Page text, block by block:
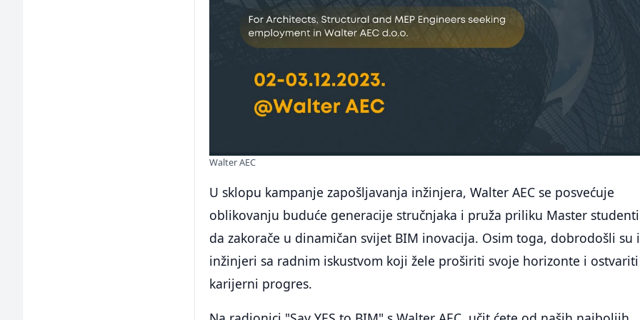
Walter AEC
U sklopu kampanje zapošljavanja inžinjera, Walter AEC se posvećuje
oblikovanju buduće generacije stručnjaka i pruža priliku Master
da zakorače u dinamičan svijet BIM inovacija. Osim toga, dobrodošli su i
inžinjeri sa radnim iskustvom koji žele proširiti svoje horizonte i ostvariti
karijerni progres.